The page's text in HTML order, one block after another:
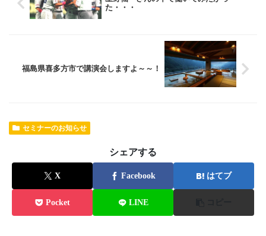
た・・・
福島県喜多方市で講演会しますよ～～！
セミナーのお知らせ
シェアする
X Facebook はてブ
Pocket LINE